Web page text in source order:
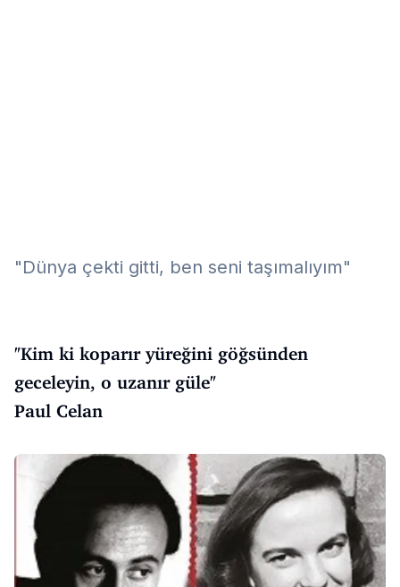
"Dünya çekti gitti, ben seni taşımalıyım"
"Kim ki koparır yüreğini göğsünden
geceleyin, o uzanır güle"
Paul Celan